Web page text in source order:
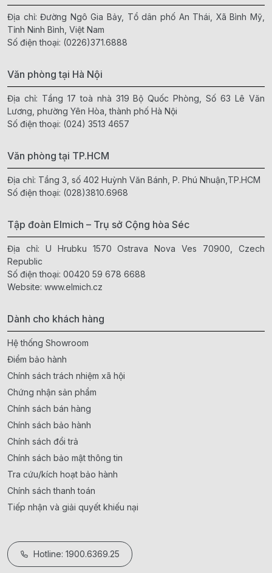
Địa chỉ: Đường Ngô Gia Bảy, Tổ dân phố An Thái, Xã Bình Mỹ,
Tỉnh Ninh Bình, Việt Nam
Số điện thoại: (0226)371.6888
Văn phòng tại Hà Nội
Địa chỉ: Tầng 17 toà nhà 319 Bộ Quốc Phòng, Số 63 Lê Văn
Lương, phường Yên Hòa, thành phố Hà Nội
Số điện thoại: (024) 3513 4657
Văn phòng tại TP.HCM
Địa chỉ: Tầng 3, số 402 Huỳnh Văn Bánh, P. Phú Nhuận,TP.HCM
Số điện thoại: (028)3810.6968
Tập đoàn Elmich – Trụ sở Cộng hòa Séc
Địa chỉ: U Hrubku 1570 Ostrava Nova Ves 70900, Czech
Republic
Số điện thoại: 00420 59 678 6688
Website: www.elmich.cz
Dành cho khách hàng
Hệ thống Showroom
Điểm bảo hành
Chính sách trách nhiệm xã hội
Chứng nhận sản phẩm
Chính sách bán hàng
Chính sách bảo hành
Chính sách đổi trả
Chính sách bảo mật thông tin
Tra cứu/kích hoạt bảo hành
Chính sách thanh toán
Tiếp nhận và giải quyết khiếu nại
Hotline: 1900.6369.25